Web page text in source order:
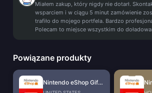
Miałem zakup, który nigdy nie dotarł.
wsparciem i w ciągu 5 minut zamówienie
trafiło do mojego portfela. Bardzo
Polecam to miejsce wszystkim do
Powiązane produkty
Nintendo eShop Gift Card (US)